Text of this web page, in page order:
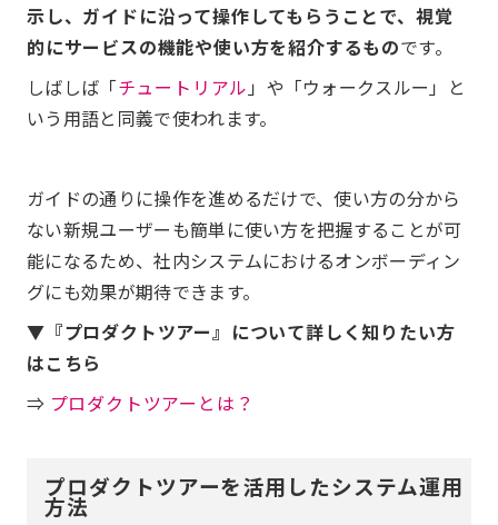
示し、ガイドに沿って操作してもらうことで、視覚
的にサービスの機能や使い方を紹介するものです。
しばしば「チュートリアル 」や「ウォークスルー」と
いう用語と同義で使われます。
ガイドの通りに操作を進めるだけで、使い方の分から
ない新規ユーザーも簡単に使い方を把握することが可
能になるため、社内システムにおけるオンボーディン
グにも効果が期待できます。
▼『プロダクトツアー』について詳しく知りたい方
はこちら
⇒ プロダクトツアーとは？
プロダクトツアーを活用したシステム運用
方法